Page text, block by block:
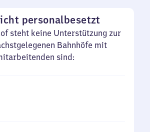
personalbesetzt
steht keine Unterstützung zur
Bahnhöfe mit
sind: